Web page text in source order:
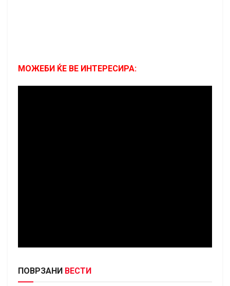
МОЖЕБИ ЌЕ ВЕ ИНТЕРЕСИРА:
ПОВРЗАНИ ВЕСТИ